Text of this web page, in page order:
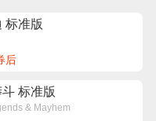
标准版
后
标准版
& Mayhem